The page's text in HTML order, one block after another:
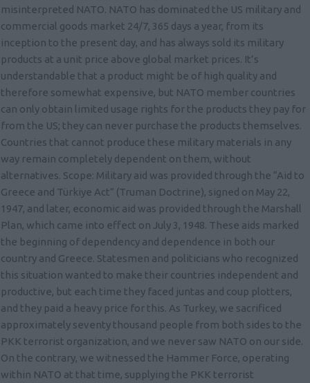
misinterpreted NATO. NATO has dominated the US military and
commercial goods market 24/7, 365 days a year, from its
inception to the present day, and has always sold its military
products at a unit price above global market prices. It’s
understandable that a product might be of high quality and
therefore somewhat expensive, but NATO member countries
can only obtain limited usage rights for the products they pay for
from the US; they can never purchase the products themselves.
Countries that cannot produce these military materials in any
way remain completely dependent on them, without
alternatives. Scope: Military aid was provided through the “Aid to
Greece and Türkiye Act” (Truman Doctrine), signed on May 22,
1947, and later, economic aid was provided through the Marshall
Plan, which came into effect on July 3, 1948. These aids marked
the beginning of dependency and dependence in both our
country and Greece. Statesmen and politicians who recognized
this situation wanted to make their countries independent and
productive, but each time they faced juntas and coup plotters,
and they paid a heavy price for this. As Turkey, we sacrificed
approximately seventy thousand people from both sides to the
PKK terrorist organization, and we never saw NATO on our side.
On the contrary, we witnessed the Hammer Force, operating
within NATO at that time, supplying the PKK terrorist